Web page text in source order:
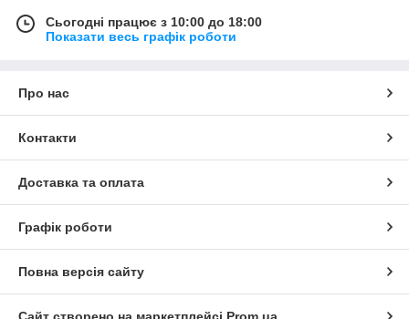
Сьогодні працює з 10:00 до 18:00
Показати весь графік роботи
Про нас
Контакти
Доставка та оплата
Графік роботи
Повна версія сайту